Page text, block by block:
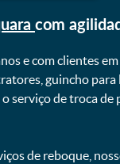
com
e com clientes
guincho
serviço de troca de
de reboque,